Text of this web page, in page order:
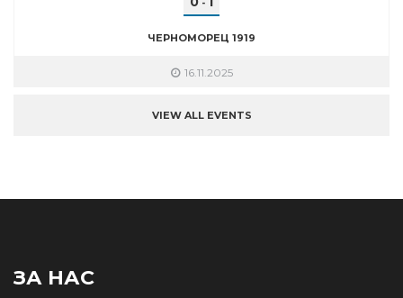
-
ЧЕРНОМОРЕЦ 1919
16.11.2025
VIEW ALL EVENTS
ЗА НАС